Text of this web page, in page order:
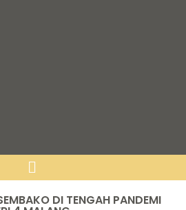
DI TENGAH PANDEMI